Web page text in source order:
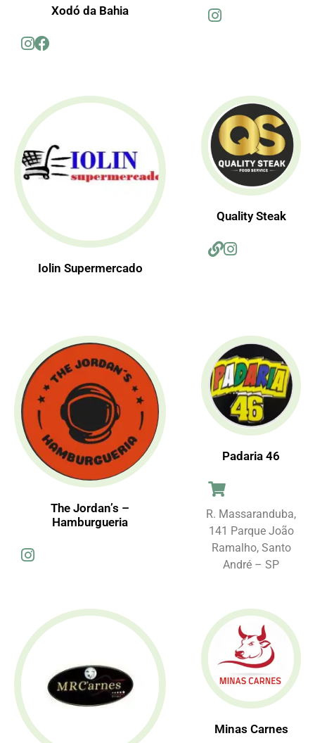
Xodó da Bahia
Iolin Supermercado
Quality Steak
The Jordan’s –
Hamburgueria
Padaria 46
R. Massaranduba,
141 Parque João
Ramalho, Santo
André – SP
Minas Carnes